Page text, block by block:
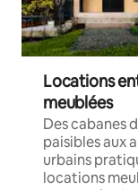
Locations
meublées
Des cabanes
paisibles aux
urbains
locations